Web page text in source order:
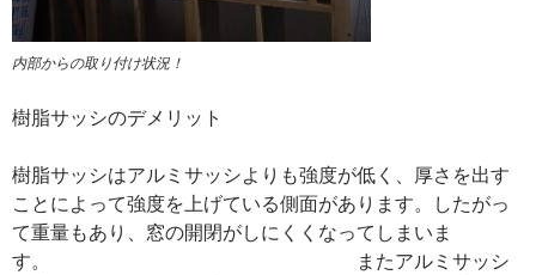
内部からの取り付け状況！
樹脂サッシのデメリット
樹脂サッシはアルミサッシよりも強度が低く、厚さを出す
ことによって強度を上げている側面があります。したがっ
て重量もあり、窓の開閉がしにくくなってしまいま
す。 またアルミサッシ